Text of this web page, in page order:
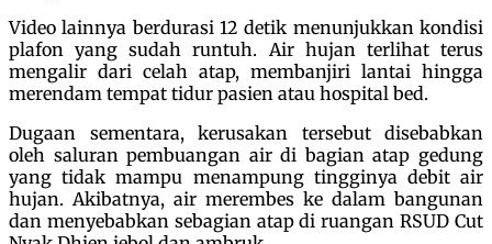
Video lainnya berdurasi 12 detik menunjukkan kondisi
plafon yang sudah runtuh. Air hujan terlihat terus
mengalir dari celah atap, membanjiri lantai hingga
merendam tempat tidur pasien atau hospital bed.
Dugaan sementara, kerusakan tersebut disebabkan
oleh saluran pembuangan air di bagian atap gedung
yang tidak mampu menampung tingginya debit air
hujan. Akibatnya, air merembes ke dalam bangunan
dan menyebabkan sebagian atap di ruangan RSUD Cut